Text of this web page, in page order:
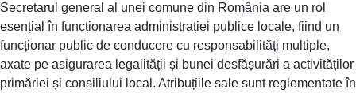
Secretarul general al unei comune din România are un rol
esențial în funcționarea administrației publice locale, fiind un
funcționar public de conducere cu responsabilități multiple,
axate pe asigurarea legalității și bunei desfășurări a activităților
primăriei și consiliului local. Atribuțiile sale sunt reglementate în